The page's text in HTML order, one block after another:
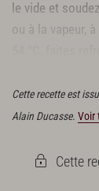
le vide et
ou à la vapeur,
Cette recette est
Alain Ducasse. Voir
Cette